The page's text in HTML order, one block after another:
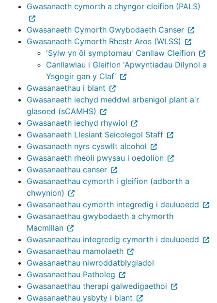
Gwasanaeth cymorth a chyngor cleifion (PALS)
Gwasanaeth Cymorth Gwybodaeth Canser
Gwasanaeth Cymorth Rhestr Aros (WLSS)
'Sylw yn ôl symptomau' Canllaw Cleifion
Canllawiau i Gleifion 'Apwyntiadau Dilynol a
Ysgogir gan y Claf'
Gwasanaethau i blant
Gwasanaeth iechyd meddwl arbenigol plant a'r
glasoed (sCAMHS)
Gwasanaeth iechyd rhywiol
Gwasanaeth Llesiant Seicolegol Staff
Gwasanaeth nyrs cyswllt alcohol
Gwasanaeth rheoli pwysau i oedolion
Gwasanaethau canser
Gwasanaethau cymorth i gleifion (adborth a
chwynion)
Gwasanaethau cymorth integredig i deuluoedd
Gwasanaethau gwybodaeth a chymorth
Macmillan
Gwasanaethau integredig cymorth i deuluoedd
Gwasanaethau mamolaeth
Gwasanaethau niwroddatblygiadol
Gwasanaethau Patholeg
Gwasanaethau therapi galwedigaethol
Gwasanaethau ysbyty i blant